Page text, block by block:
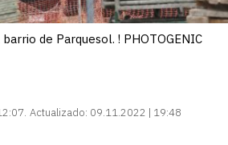
de Parquesol. ! PHOTOGENIC
Actualizado: 09.11.2022 | 19:48